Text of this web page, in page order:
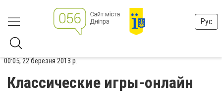
Рус
00:05, 22 березня 2013 р.
Классические игры-онлайн